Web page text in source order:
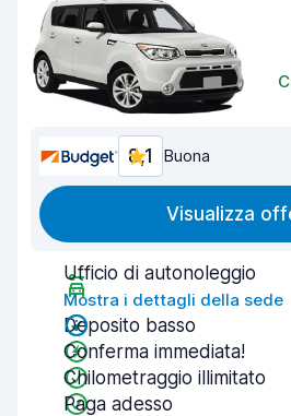
8,1 Buona
Visualizza
Ufficio di autonoleggio
Mostra i dettagli della sede
Deposito basso
Conferma immediata!
Chilometraggio illimitato
Paga adesso